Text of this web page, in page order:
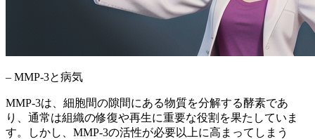
– MMP-3と病気
MMP-3は、細胞間の隙間にある物質を分解する酵素であ
り、通常は組織の修復や再生に重要な役割を果たしていま
す。しかし、 MMP-3の活性が必要以上に高まってしまう